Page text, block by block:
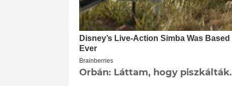
Orbán: Láttam, hogy piszkálták.